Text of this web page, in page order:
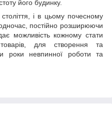
його будинку.
і в цьому почесному
постійно розширюючи
можливість кожному стати
для створення та
роки невпинної роботи та